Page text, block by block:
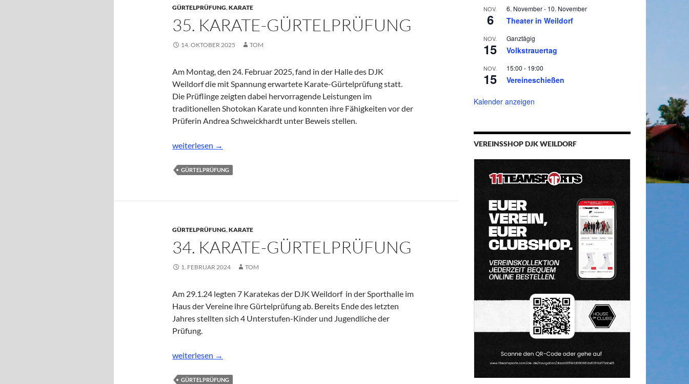
GÜRTELPRÜFUNG,KARATE
35. KARATE-GÜRTELPRÜFUNG
14. OKTOBER 2025 TOM
Am Montag, den 24. Februar 2025, fand in der Halle des DJK
Weildorf die mit Spannung erwartete Karate-Gürtelprüfung statt.
Die Prüflinge zeigten dabei hervorragende Leistungen im
traditionellen Shotokan Karate und konnten ihre Fähigkeiten vor der
Prüferin Andrea Schweickhardt unter Beweis stellen.
35. Karate-Gürtelprüfung
weiterlesen →
GÜRTELPRÜFUNG
GÜRTELPRÜFUNG,KARATE
34. KARATE-GÜRTELPRÜFUNG
1. FEBRUAR 2024 TOM
Am 29.1.24 legten 7 Karatekas der DJK Weildorf in der Sporthalle im
Haus der Vereine ihre Gürtelprüfung ab. Bereits Ende des letzten
Jahres stellten sich 4 Unterstufen-Kinder und Jugendliche der
Prüfung.
34. Karate-Gürtelprüfung
weiterlesen →
GÜRTELPRÜFUNG
NOV.
6
6. November- 10. November
Theater in Weildorf
NOV.
15
Ganztägig
Volkstrauertag
NOV.
15
15:00 - 19:00
Vereineschießen
Kalender anzeigen
VEREINSSHOP DJK WEILDORF